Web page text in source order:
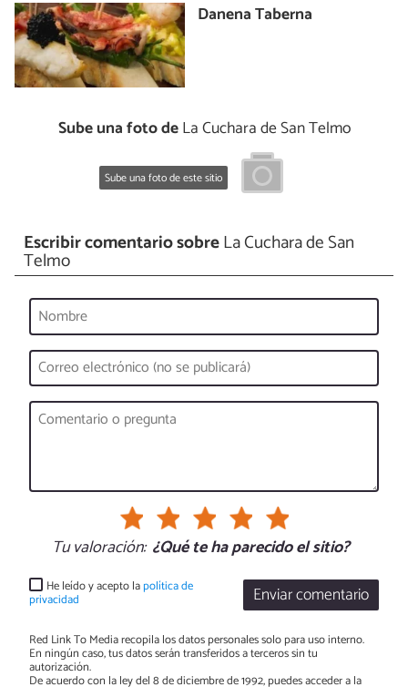
Danena Taberna
Sube una foto deLa Cuchara de San Telmo
Sube una foto de este sitio
Escribir comentario sobreLa Cuchara de San
Telmo
Tu valoración: ¿Qué te ha parecido el sitio?
Enviar comentario
He leído y acepto lapolítica de
privacidad
Red Link To Media recopila los datos personales solo para uso interno.
En ningún caso, tus datos serán transferidos a terceros sin tu
autorización.
De acuerdo con la ley del 8 de diciembre de 1992, puedes acceder a la